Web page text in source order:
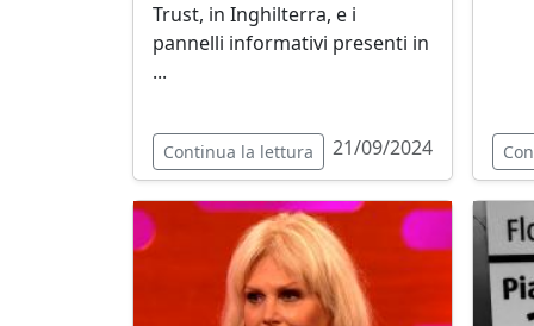
Trust, in Inghilterra, e i
pannelli informativi presenti in
...
Continua la lettura 21/09/2024